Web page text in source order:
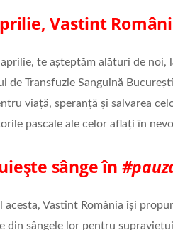
Vastint
aprilie, te așteptăm alături de noi,
de Transfuzie Sanguină
viață, speranță și salvarea
pascale ale celor aflați în
sânge în
acesta, Vastint România își
din sângele lor pentru